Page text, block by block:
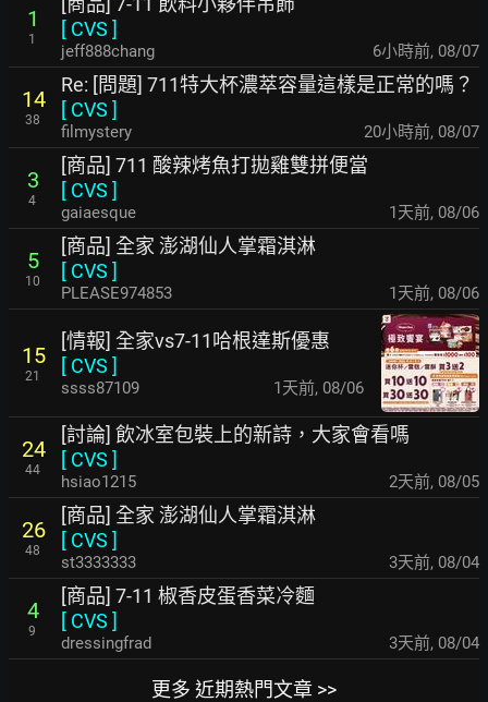
1
1
[ CVS ]
jeff888chang 6小時前, 08/07
14
38
Re: [問題] 711特大杯濃萃容量這樣是正常的嗎？
[ CVS ]
filmystery 20小時前, 08/07
3
4
[商品] 711 酸辣烤魚打拋雞雙拼便當
[ CVS ]
gaiaesque 1天前, 08/06
5
10
[商品] 全家 澎湖仙人掌霜淇淋
[ CVS ]
PLEASE974853 1天前, 08/06
15
21
[情報] 全家vs7-11哈根達斯優惠
[ CVS ]
ssss87109 1天前, 08/06
24
44
[討論] 飲冰室包裝上的新詩，大家會看嗎
[ CVS ]
hsiao1215 2天前, 08/05
26
48
[商品] 全家 澎湖仙人掌霜淇淋
[ CVS ]
st3333333 3天前, 08/04
4
9
[商品] 7-11 椒香皮蛋香菜冷麵
[ CVS ]
dressingfrad 3天前, 08/04
更多 近期熱門文章 >>